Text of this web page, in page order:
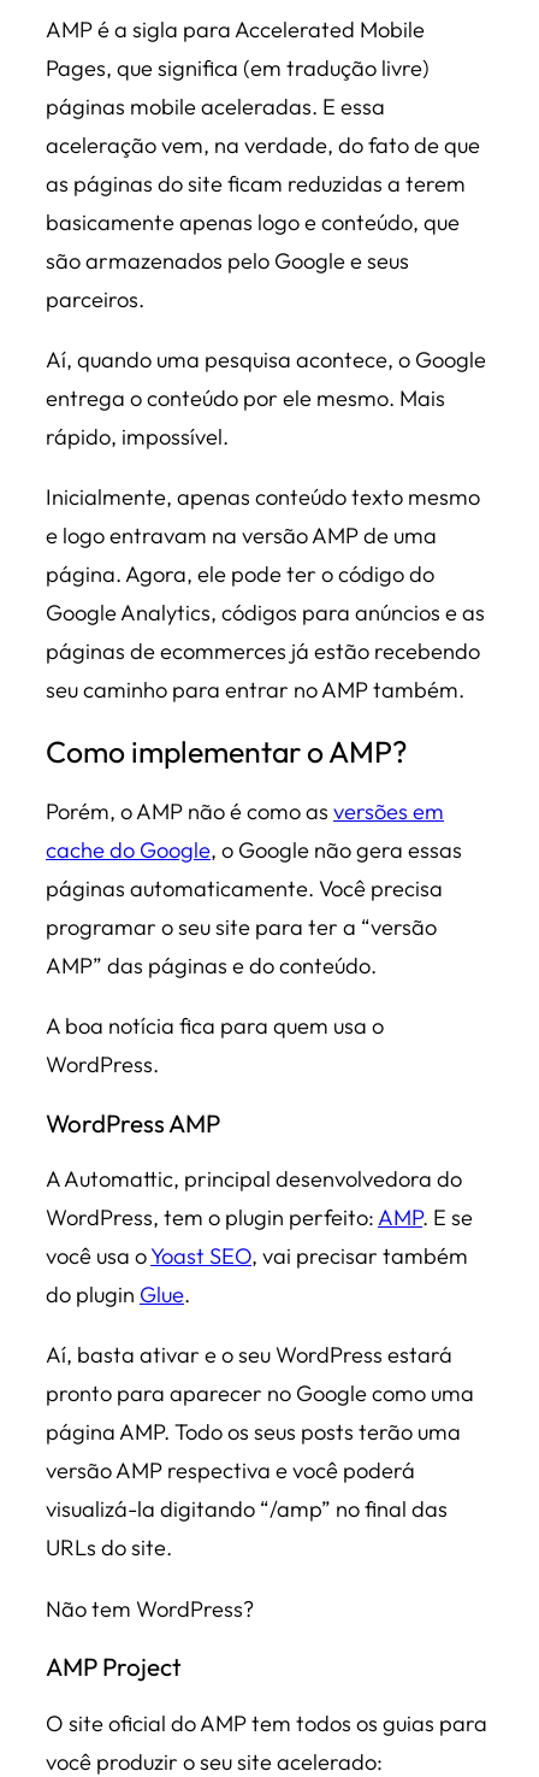
AMP é a sigla para Accelerated Mobile
Pages, que significa (em tradução livre)
páginas mobile aceleradas. E essa
aceleração vem, na verdade, do fato de que
as páginas do site ficam reduzidas a terem
basicamente apenas logo e conteúdo, que
são armazenados pelo Google e seus
parceiros.
Aí, quando uma pesquisa acontece, o Google
entrega o conteúdo por ele mesmo. Mais
rápido, impossível.
Inicialmente, apenas conteúdo texto mesmo
e logo entravam na versão AMP de uma
página. Agora, ele pode ter o código do
Google Analytics, códigos para anúncios e as
páginas de ecommerces já estão recebendo
seu caminho para entrar no AMP também.
Como implementar o AMP?
Porém, o AMP não é como as versões em
cache do Google, o Google não gera essas
páginas automaticamente. Você precisa
programar o seu site para ter a “versão
AMP” das páginas e do conteúdo.
A boa notícia fica para quem usa o
WordPress.
WordPress AMP
A Automattic, principal desenvolvedora do
WordPress, tem o plugin perfeito:AMP. E se
você usa oYoast SEO, vai precisar também
do plugin Glue.
Aí, basta ativar e o seu WordPress estará
pronto para aparecer no Google como uma
página AMP. Todo os seus posts terão uma
versão AMP respectiva e você poderá
visualizá-la digitando “/amp” no final das
URLs do site.
Não tem WordPress?
AMP Project
O site oficial do AMP tem todos os guias para
você produzir o seu site acelerado: